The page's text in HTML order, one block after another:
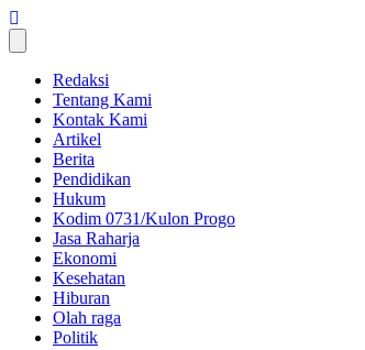
Skip
to
content
Redaksi
Tentang Kami
Kontak Kami
Artikel
Berita
Pendidikan
Hukum
Kodim 0731/Kulon Progo
Jasa Raharja
Ekonomi
Kesehatan
Hiburan
Olah raga
Politik